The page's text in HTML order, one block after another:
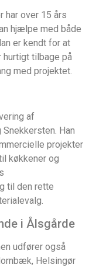
har over 15 års
hjælpe med både
er kendt for at
hurtigt tilbage på
med projektet.
af
Han
projekter
køkkener og
til den rette
i Ålsgårde
udfører også
Helsingør